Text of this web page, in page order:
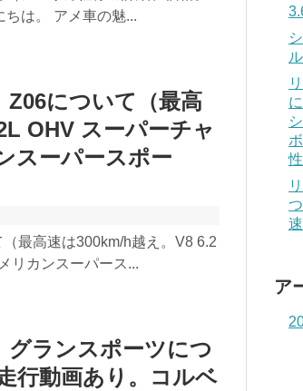
は。 アメ車の魅...
Z06について（最高
OHV スーパーチャ
スーパースポー
最高速は300km/h越え。V8 6.2
リカンスーパース...
グランスポーツにつ
行動画あり。コルベ
性
ア